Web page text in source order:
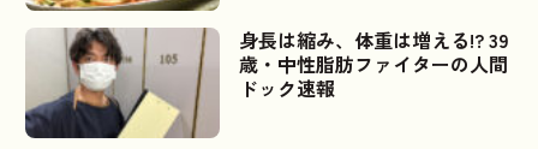
身長は縮み、体重は増える!? 39
歳・中性脂肪ファイターの人間
ドック速報